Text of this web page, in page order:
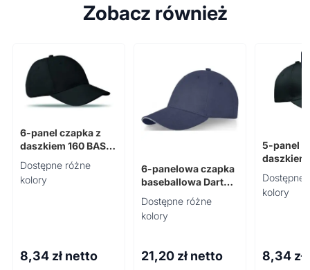
Zobacz również
6-panel czapka z
daszkiem 160 BASIE
APOLLO
Dostępne różne
kolory
8,34 zł netto
6-panelowa czapka
baseballowa Darton
260 g/m²
Dostępne różne
kolory
21,20 zł netto
5-panel
daszkiem
Dostępne
kolory
8,34